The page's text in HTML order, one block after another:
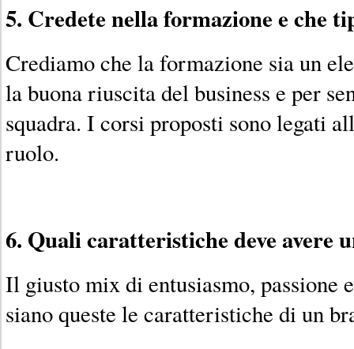
5. Credete nella formazione e che
Crediamo che la formazione sia un
la buona riuscita del business e per
squadra. I corsi proposti sono legati
ruolo.
6. Quali caratteristiche deve avere
Il giusto mix di entusiasmo, passione
siano queste le caratteristiche di un